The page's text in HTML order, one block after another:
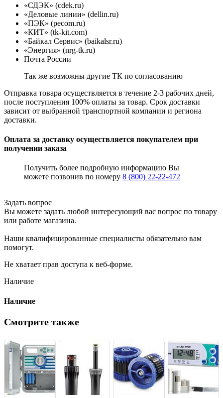
«СДЭК» (cdek.ru)
«Деловые линии» (dellin.ru)
«ПЭК» (pecom.ru)
«КИТ» (tk-kit.com)
«Байкал Сервис» (baikalsr.ru)
«Энергия» (nrg-tk.ru)
Почта России
Так же возможны другие ТК по согласованию
Отправка товара осуществляется в течение 2-3 рабочих дней,
после поступления 100% оплаты за товар. Срок доставки
зависит от выбранной транспортной компании и региона
доставки.
Оплата за доставку осуществляется покупателем при
получении заказа
Получить более подробную информацию Вы
можете позвонив по номеру 8 (800) 22-22-472
Задать вопрос
Вы можете задать любой интересующий вас вопрос по товару
или работе магазина.
Наши квалифицированные специалисты обязательно вам
помогут.
Не хватает прав доступа к веб-форме.
Наличие
Наличие
Смотрите также